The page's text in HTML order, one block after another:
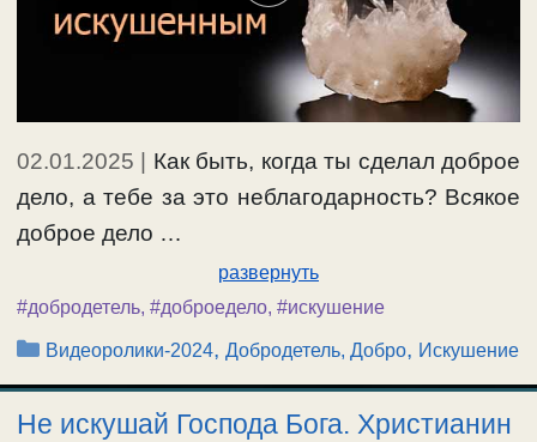
02.01.2025
Как быть, когда ты сделал доброе
дело, а тебе за это неблагодарность? Всякое
доброе дело …
развернуть
#добродетель, #доброедело, #искушение
Рубрики
Видеоролики-2024,Добродетель, Добро, Искушение
Не искушай Господа Бога. Христианин